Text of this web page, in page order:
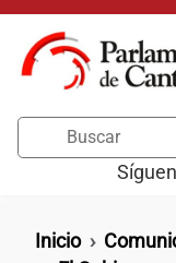
Pasar al contenido
Ruta de
Inicio